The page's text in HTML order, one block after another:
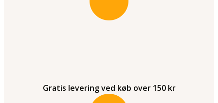
Gratis levering ved køb over 150 kr